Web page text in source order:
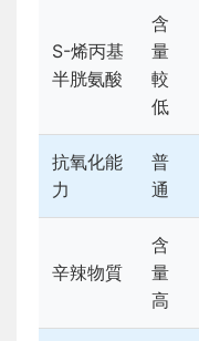
S-烯丙基
半胱氨酸
含
量
較
低
抗氧化能
力
普
通
辛辣物質
含
量
高